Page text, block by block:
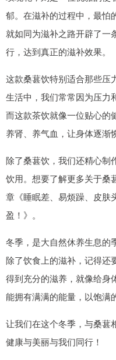
郁。在滋补的过程中，最怕
就如同为滋补之路开辟了一
行，达到真正的滋补效果。
这款桑葚饮特别适合那些压
生活中，我们常常因为压力
而这款茶饮就像一位贴心的
养肾、养气血，让身体逐渐
除了桑葚饮，我们还精心制
饮用。想要了解更多关于桑
章《睡眠差、易烦躁、皮肤
盈！》。
冬季，是大自然休养生息的
除了饮食上的滋补，记得还
得到充分的滋养，就像给身
能拥有满满的能量，以饱满
让我们在这个冬季，与桑葚
健康与美丽与我们同行！